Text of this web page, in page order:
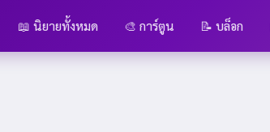
📖 นิยายทั้งหมด 🎨 การ์ตูน 📝 บล็อก